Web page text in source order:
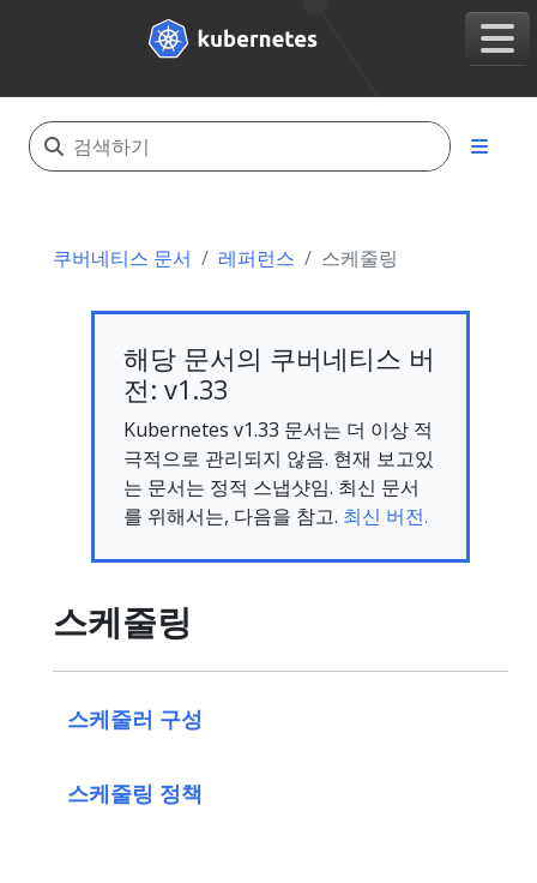
쿠버네티스 문서 레퍼런스 스케줄링
해당 문서의 쿠버네티스 버
전: v1.33
Kubernetes v1.33 문서는 더 이상 적
극적으로 관리되지 않음. 현재 보고있
는 문서는 정적 스냅샷임. 최신 문서
를 위해서는, 다음을 참고. 최신 버전.
스케줄링
스케줄러 구성
스케줄링 정책